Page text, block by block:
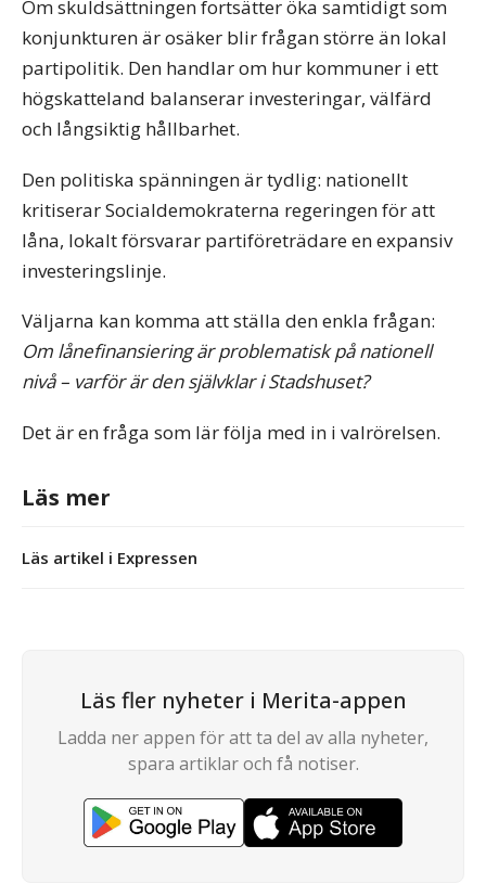
Om skuldsättningen fortsätter öka samtidigt som
konjunkturen är osäker blir frågan större än lokal
partipolitik. Den handlar om hur kommuner i ett
högskatteland balanserar investeringar, välfärd
och långsiktig hållbarhet.
Den politiska spänningen är tydlig: nationellt
kritiserar Socialdemokraterna regeringen för att
låna, lokalt försvarar partiföreträdare en expansiv
investeringslinje.
Väljarna kan komma att ställa den enkla frågan:
Om lånefinansiering är problematisk på nationell
nivå – varför är den självklar i Stadshuset?
Det är en fråga som lär följa med in i valrörelsen.
Läs mer
Läs artikel i Expressen
Läs fler nyheter i Merita-appen
Ladda ner appen för att ta del av alla nyheter,
spara artiklar och få notiser.